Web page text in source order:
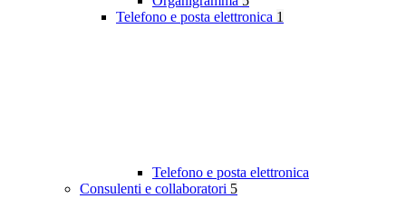
Telefono e posta elettronica 1
Telefono e posta elettronica
Consulenti e collaboratori 5